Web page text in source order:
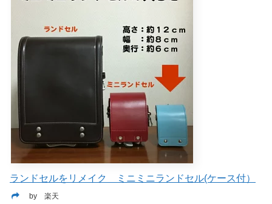
ランドセルをリメイク ミニミニランドセル(ケース付）
by 楽天